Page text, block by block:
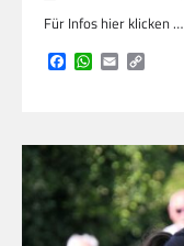
Für Infos hier klicken …
Facebook
WhatsApp
Email